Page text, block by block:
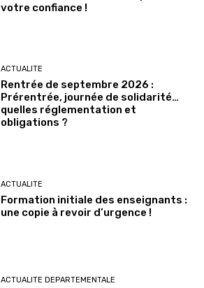
votre confiance !
ACTUALITE
Rentrée de septembre 2026 :
Prérentrée, journée de solidarité…
quelles réglementation et
obligations ?
ACTUALITE
Formation initiale des enseignants :
une copie à revoir d’urgence !
ACTUALITE DEPARTEMENTALE